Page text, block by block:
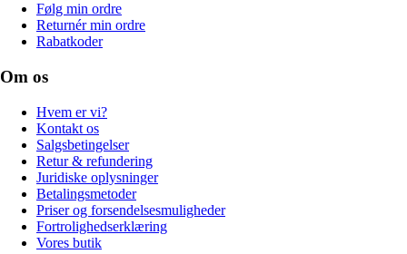
Følg min ordre
Returnér min ordre
Rabatkoder
Om os
Hvem er vi?
Kontakt os
Salgsbetingelser
Retur & refundering
Juridiske oplysninger
Betalingsmetoder
Priser og forsendelsesmuligheder
Fortrolighedserklæring
Vores butik